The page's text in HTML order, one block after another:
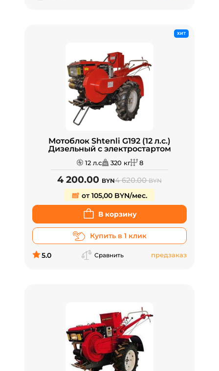
ХИТ
Мотоблок Shtenli G192 (12 л.с.)
Дизельный с электростартом
12 л.с 320 кг 8
4 200.00 BYN4 620.00BYN
от 105,00 BYN/мес.
В корзину
Купить в 1 клик
5.0 Сравнить предзаказ